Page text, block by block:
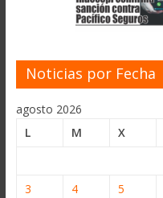
Noticias por Fecha
agosto 2026
L
M X
3
4 5